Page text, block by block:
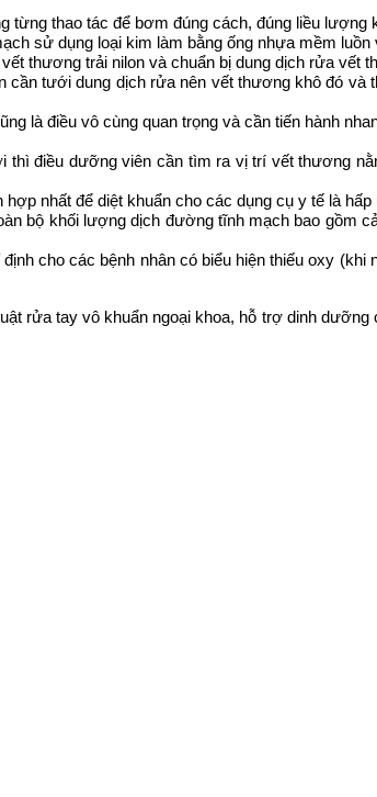
thao tác để bơm đúng cách, đúng liều lượng
sử dụng loại kim làm bằng ống nhựa mềm luồn
thương trải nilon và chuẩn bị dung dịch rửa vết
tưới dung dịch rửa nên vết thương khô đó và
điều vô cùng quan trọng và cần tiến hành
điều dưỡng viên cần tìm ra vị trí vết thương
nhất để diệt khuẩn cho các dụng cụ y tế là
bộ khối lượng dịch đường tĩnh mạch bao gồm
cho các bệnh nhân có biểu hiện thiếu oxy (khi
rửa tay vô khuẩn ngoại khoa, hỗ trợ dinh dưỡng